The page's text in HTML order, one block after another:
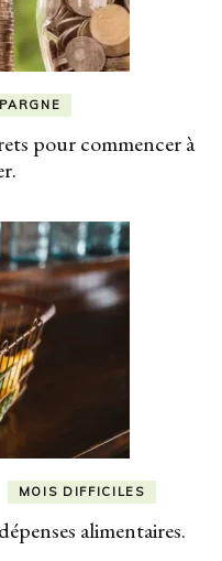
pour commencer à
MOIS DIFFICILES
alimentaires.